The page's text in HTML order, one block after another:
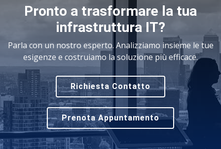
Pronto a trasformare la tua
infrastruttura IT?
Parla con un nostro esperto. Analizziamo insieme le tue
esigenze e costruiamo la soluzione più efficace.
Richiesta Contatto
Prenota Appuntamento